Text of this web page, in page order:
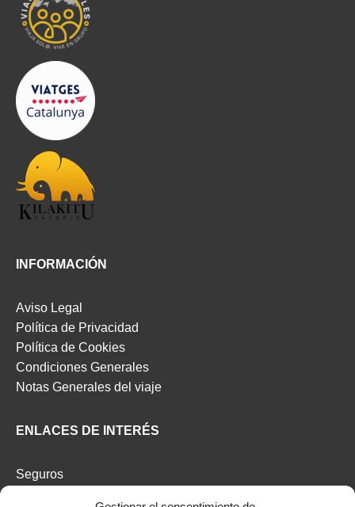
INFORMACIÓN
Aviso Legal
Política de Privacidad
Política de Cookies
Condiciones Generales
Notas Generales del viaje
ENLACES DE INTERÉS
Seguros